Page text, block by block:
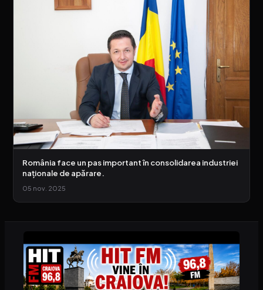
România face un pas important în consolidarea industriei
naționale de apărare.
05 nov. 2025